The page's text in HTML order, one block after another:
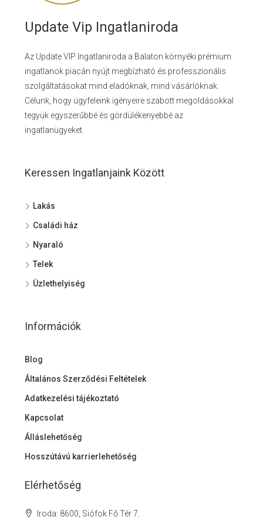
Update Vip Ingatlaniroda
Az Update VIP Ingatlaniroda a Balaton környéki prémium
ingatlanok piacán nyújt megbízható és professzionális
szolgáltatásokat mind eladóknak, mind vásárlóknak.
Célunk, hogy ügyfeleink igényeire szabott megoldásokkal
tegyük egyszerűbbé és gördülékenyebbé az
ingatlanügyeket.
Keressen Ingatlanjaink Között
Lakás
Családi ház
Nyaraló
Telek
Üzlethelyiség
Információk
Blog
Általános Szerződési Feltételek
Adatkezelési tájékoztató
Kapcsolat
Álláslehetőség
Hosszútávú karrierlehetőség
Elérhetőség
Iroda: 8600, Siófok Fő Tér 7.